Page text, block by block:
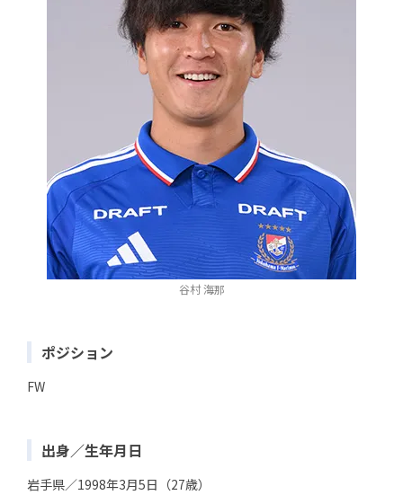
谷村 海那
ポジション
FW
出身／生年月日
岩手県／1998年3月5日（27歳）